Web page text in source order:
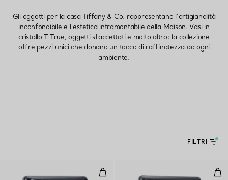
Gli oggetti per la casa Tiffany & Co. rappresentano l’artigianalità
inconfondibile e l’estetica intramontabile della Maison. Vasi in
cristallo T True, oggetti sfaccettati e molto altro: la collezione
offre pezzi unici che donano un tocco di raffinatezza ad ogni
ambiente.
FILTRI
Cornice per fotografie Bombata